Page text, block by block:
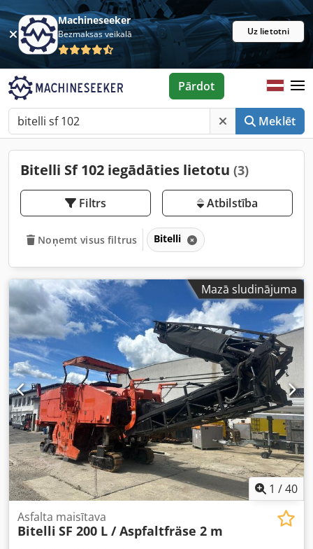
Machineseeker
Bezmaksas veikalā Uz lietotni
Meklēt
Pārdot
Bitelli Sf 102 iegādāties lietotu (3)
Filtrs Atbilstība
Noņemt visus filtrus Bitelli
Mazā sludinājuma
1 /40
Asfalta maisītava
Bitelli SF 200 L / Aspfaltfräse 2 m